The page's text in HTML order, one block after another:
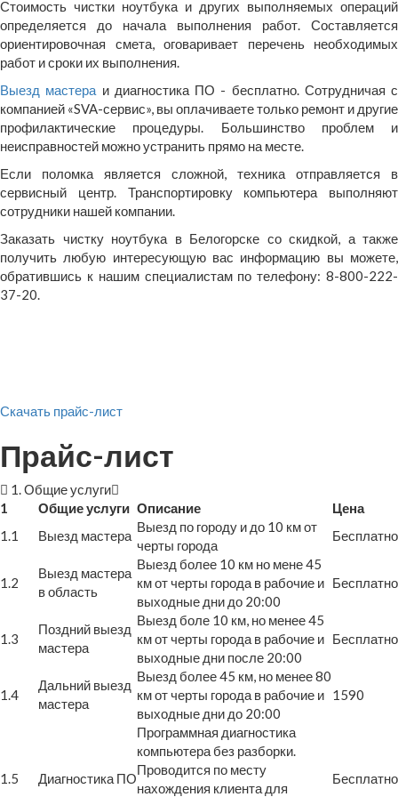
Стоимость чистки ноутбука и других выполняемых операций
определяется до начала выполнения работ. Составляется
ориентировочная смета, оговаривает перечень необходимых
работ и сроки их выполнения.
Выезд мастера и диагностика ПО - бесплатно. Сотрудничая с
компанией «SVA-сервис», вы оплачиваете только ремонт и другие
профилактические процедуры. Большинство проблем и
неисправностей можно устранить прямо на месте.
Если поломка является сложной, техника отправляется в
сервисный центр. Транспортировку компьютера выполняют
сотрудники нашей компании.
Заказать чистку ноутбука в Белогорске со скидкой, а также
получить любую интересующую вас информацию вы можете,
обратившись к нашим специалистам по телефону: 8-800-222-
37-20.
Скачать прайс-лист
Прайс-лист
1. Общие услуги
1
Общие услуги Описание
Цена
1.1
Выезд мастера
Выезд по городу и до 10 км от
черты города
Бесплатно
1.2
Выезд мастера
в область
Выезд более 10 км но мене 45
км от черты города в рабочие и
выходные дни до 20:00
Бесплатно
1.3
Поздний выезд
мастера
Выезд боле 10 км, но менее 45
км от черты города в рабочие и
выходные дни после 20:00
Бесплатно
1.4
Дальний выезд
мастера
Выезд более 45 км, но менее 80
км от черты города в рабочие и
выходные дни до 20:00
1590
1.5 Диагностика ПО
Программная диагностика
компьютера без разборки.
Проводится по месту
нахождения клиента для
Бесплатно